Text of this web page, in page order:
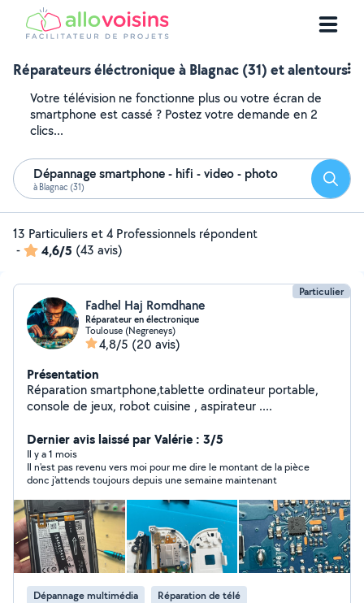
Réparateurs éléctronique à Blagnac (31) et alentours
Votre télévision ne fonctionne plus ou votre écran de
smartphone est cassé ? Postez votre demande en 2
clics...
Dépannage smartphone - hifi - video - photo
à Blagnac (31)
13 Particuliers et 4 Professionnels répondent
-
4,6/5 (43 avis)
Particulier
Fadhel Haj Romdhane
Réparateur en électronique
Toulouse (Negreneys)
4,8/5 (20 avis)
Présentation
Réparation smartphone,tablette ordinateur portable,
console de jeux, robot cuisine , aspirateur ....
Dernier avis laissé par Valérie : 3/5
Il y a 1 mois
Il n'est pas revenu vers moi pour me dire le montant de la pièce
donc j'attends toujours depuis une semaine maintenant
Dépannage multimédia Réparation de télé